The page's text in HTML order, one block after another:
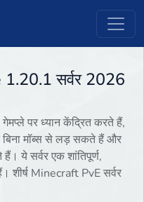
सर्वर 2026
गेमप्ले पर ध्यान केंद्रित करते हैं,
बिना मॉब्स से लड़ सकते हैं और
ये सर्वर एक शांतिपूर्ण,
शीर्ष Minecraft PvE सर्वर